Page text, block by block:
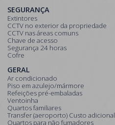
SEGURANÇA
Extintores
CCTV no exterior da propriedade
CCTV nas áreas comuns
Chave de acesso
Segurança 24 horas
Cofre
GERAL
Ar condicionado
Piso em azulejo/mármore
Refeições pré-embaladas
Ventoinha
Quartos familiares
Transfer (aeroporto) Custo adicional
Quartos para não fumadores